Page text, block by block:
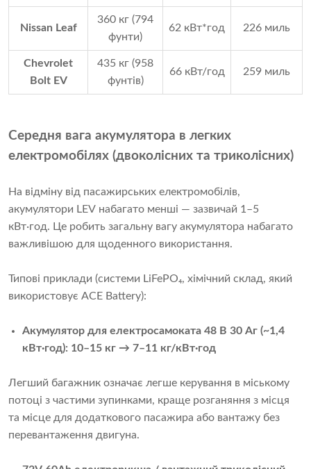
Nissan Leaf
360 кг (794
фунти)
62 кВт*год 226 миль
Chevrolet
Bolt EV
435 кг (958
фунтів)
66 кВт/год 259 миль
Середня вага акумулятора в легких
електромобілях (двоколісних та триколісних)
На відміну від пасажирських електромобілів,
акумулятори LEV набагато менші — зазвичай 1–5
кВт·год. Це робить загальну вагу акумулятора набагато
важливішою для щоденного використання.
Типові приклади (системи LiFePO₄, хімічний склад, який
використовує ACE Battery):
Акумулятор для електросамоката 48 В 30 Аг (~1,4
кВт·год): 10–15 кг → 7–11 кг/кВт·год
Легший багажник означає легше керування в міському
потоці з частими зупинками, краще розганяння з місця
та місце для додаткового пасажира або вантажу без
перевантаження двигуна.